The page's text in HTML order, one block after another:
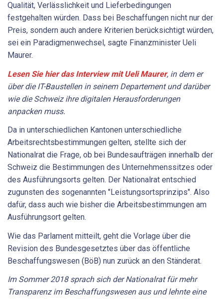
Qualität, Verlässlichkeit und Lieferbedingungen
festgehalten würden. Dass bei Beschaffungen nicht nur der
Preis, sondern auch andere Kriterien berücksichtigt würden,
sei ein Paradigmenwechsel, sagte Finanzminister Ueli
Maurer.
Lesen Sie hier das Interview mit Ueli Maurer, in dem er
über die IT-Baustellen in seinem Departement und darüber
wie die Schweiz ihre digitalen Herausforderungen
anpacken muss.
Da in unterschiedlichen Kantonen unterschiedliche
Arbeitsrechtsbestimmungen gelten, stellte sich der
Nationalrat die Frage, ob bei Bundesaufträgen innerhalb der
Schweiz die Bestimmungen des Unternehmenssitzes oder
des Ausführungsorts gelten. Der Nationalrat entschied
zugunsten des sogenannten "Leistungsortsprinzips". Also
dafür, dass auch wie bisher die Arbeitsbestimmungen am
Ausführungsort gelten.
Wie das Parlament mitteilt, geht die Vorlage über die
Revision des Bundesgesetztes über das öffentliche
Beschaffungswesen (BöB) nun zurück an den Ständerat.
Im Sommer 2018 sprach sich der Nationalrat für mehr
Transparenz im Beschaffungswesen aus und lehnte eine